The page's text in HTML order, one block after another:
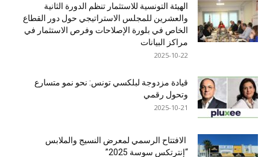
الهيئة التونسية للاستثمار تنظم الدورة الثانية
والعشرين للمجلس الاستراتيجي حول دور القطاع
الخاص في بلورة الإصلاحات وفرص الاستثمار في
مراكز البيانات
2025-10-22
قيادة مزدوجة لبلكسي تونس: نحو نمو متسارع
وتحول رقمي
2025-10-21
الافتتاح الرسمي لمعرض النسيج والملابس
“إنترتكس سوسة 2025”